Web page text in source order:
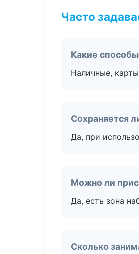
Часто
Какие
Наличные,
Сохраняется
Да, при
Можно ли
Да, есть зона
Сколько